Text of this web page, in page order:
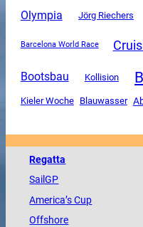
Olympia Jörg Riechers
Barcelona World Race
Bootsbau Kollision
Kieler Woche Blauwasser
Regatta
SailGP
America’s Cup
Offshore